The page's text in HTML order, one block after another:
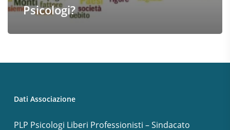
Psicologi?
Dati Associazione
PLP Psicologi Liberi Professionisti – Sindacato